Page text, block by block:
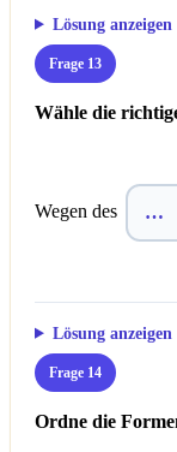
Lösung anzeigen
Frage 13
Wähle die
Wegen des
Lösung anzeigen
Frage 14
Ordne die